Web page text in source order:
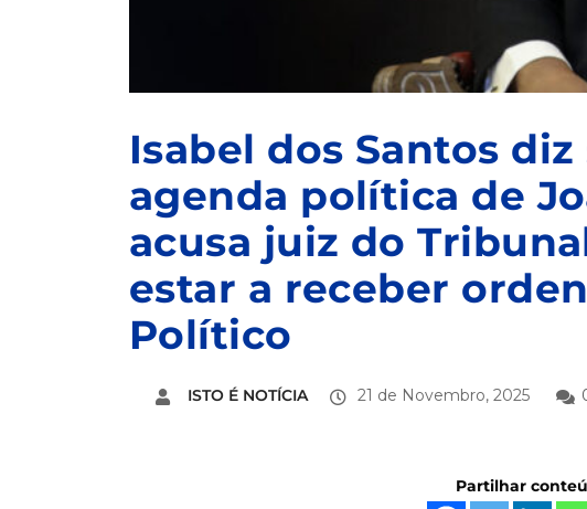
Isabel dos Santos
agenda política de
acusa juiz do
estar a receber
Político
ISTO É NOTÍCIA 21 de Novembro, 2025
Partilhar